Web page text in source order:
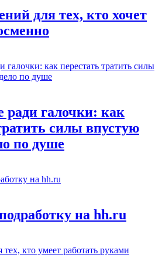
для тех, кто хочет
ради галочки: как
силы впустую
по душе
на hh.ru